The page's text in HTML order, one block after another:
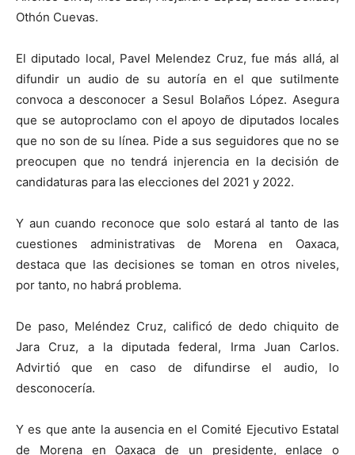
Othón Cuevas.
El diputado local, Pavel Melendez Cruz, fue más allá, al
difundir un audio de su autoría en el que sutilmente
convoca a desconocer a Sesul Bolaños López. Asegura
que se autoproclamo con el apoyo de diputados locales
que no son de su línea. Pide a sus seguidores que no se
preocupen que no tendrá injerencia en la decisión de
candidaturas para las elecciones del 2021 y 2022.
Y aun cuando reconoce que solo estará al tanto de las
cuestiones administrativas de Morena en Oaxaca,
destaca que las decisiones se toman en otros niveles,
por tanto, no habrá problema.
De paso, Meléndez Cruz, calificó de dedo chiquito de
Jara Cruz, a la diputada federal, Irma Juan Carlos.
Advirtió que en caso de difundirse el audio, lo
desconocería.
Y es que ante la ausencia en el Comité Ejecutivo Estatal
de Morena en Oaxaca de un presidente, enlace o